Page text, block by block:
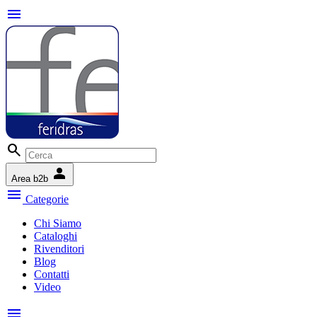
menu
search
Area b2b person
menu Categorie
Chi Siamo
Cataloghi
Rivenditori
Blog
Contatti
Video